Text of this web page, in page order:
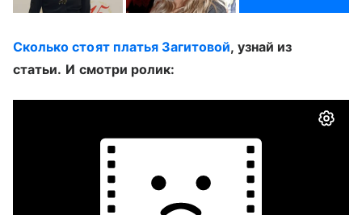
Сколько стоят платья Загитовой, узнай из
статьи. И смотри ролик: